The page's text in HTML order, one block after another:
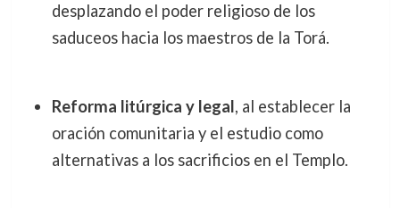
desplazando el poder religioso de los
saduceos hacia los maestros de la Torá.
Reforma litúrgica y legal, al establecer la
oración comunitaria y el estudio como
alternativas a los sacrificios en el Templo.